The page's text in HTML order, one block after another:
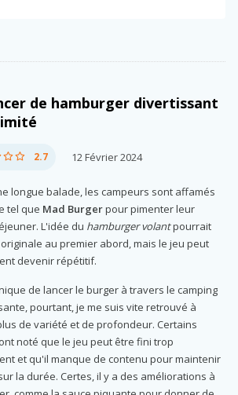
de hamburger divertissant
2.7 12 Février 2024
longue balade, les campeurs sont affamés
tel que Mad Burgerpour pimenter leur
L'idée du hamburger volantpourrait
au premier abord, mais le jeu peut
devenir répétitif.
de lancer le burger à travers le camping
pourtant, je me suis vite retrouvé à
de variété et de profondeur. Certains
noté que le jeu peut être fini trop
et qu'il manque de contenu pour maintenir
la durée. Certes, il y a des améliorations à